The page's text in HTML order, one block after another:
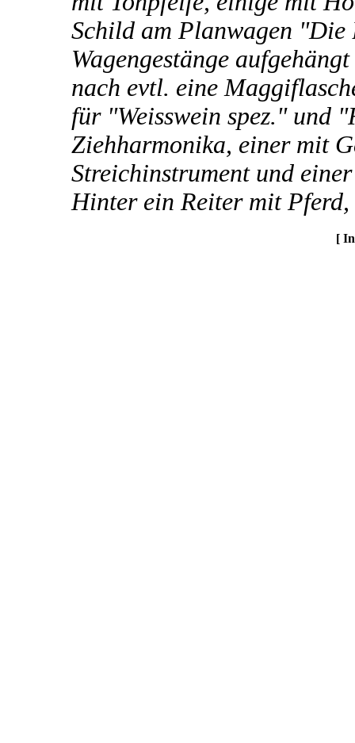
Schild am Planwagen "Die
Wagengestänge
nach evtl. eine
für "Weisswein spez." und
Ziehharmonika, einer mit
Streichinstrument und
Hinter ein Reiter mit
[